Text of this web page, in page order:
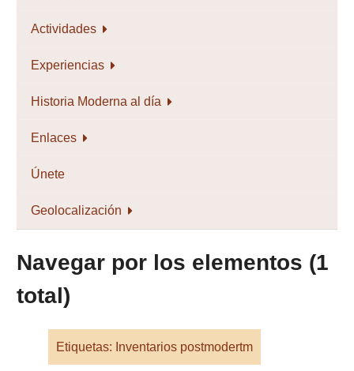
Actividades
Experiencias
Historia Moderna al día
Enlaces
Únete
Geolocalización
Navegar por los elementos (1
total)
Etiquetas: Inventarios postmodertm